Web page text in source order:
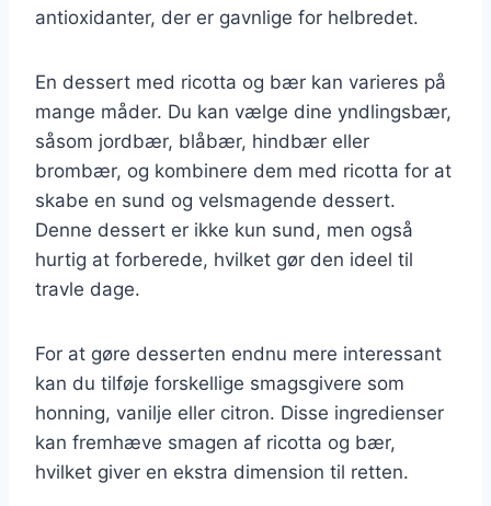
antioxidanter, der er gavnlige for helbredet.
En dessert med ricotta og bær kan varieres på
mange måder. Du kan vælge dine yndlingsbær,
såsom jordbær, blåbær, hindbær eller
brombær, og kombinere dem med ricotta for at
skabe en sund og velsmagende dessert.
Denne dessert er ikke kun sund, men også
hurtig at forberede, hvilket gør den ideel til
travle dage.
For at gøre desserten endnu mere interessant
kan du tilføje forskellige smagsgivere som
honning, vanilje eller citron. Disse ingredienser
kan fremhæve smagen af ricotta og bær,
hvilket giver en ekstra dimension til retten.